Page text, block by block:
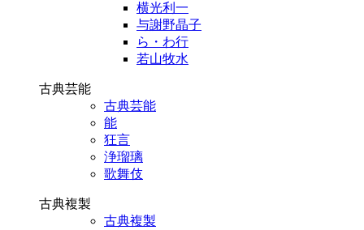
横光利一
与謝野晶子
ら・わ行
若山牧水
古典芸能
古典芸能
能
狂言
浄瑠璃
歌舞伎
古典複製
古典複製